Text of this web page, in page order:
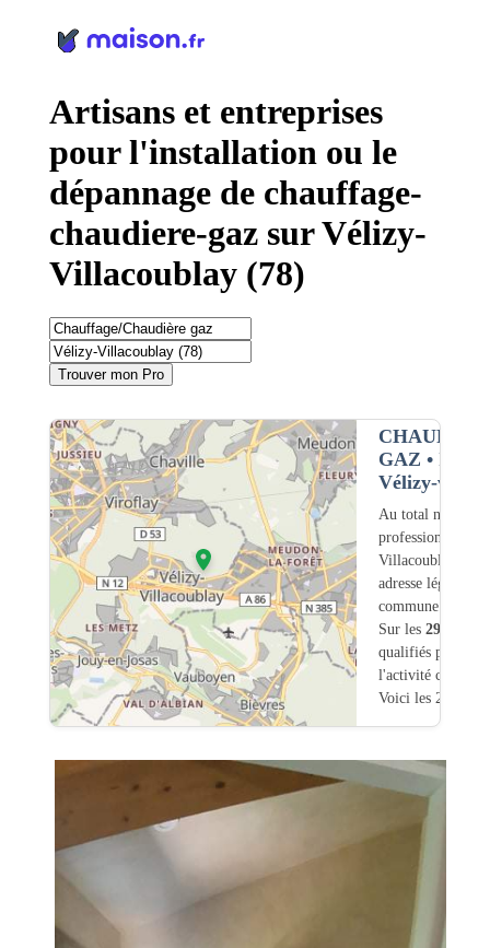
Artisans et entreprises
pour l'installation ou le
dépannage de chauffage-
chaudiere-gaz sur Vélizy-
Villacoublay (78)
Trouver mon Pro
GAZ •
Vélizy-
Au total nous
professionnels
Villacoublay
adresse légale ou
commune.
Sur les 298
qualifiés pour
l'activité
Voici les 20